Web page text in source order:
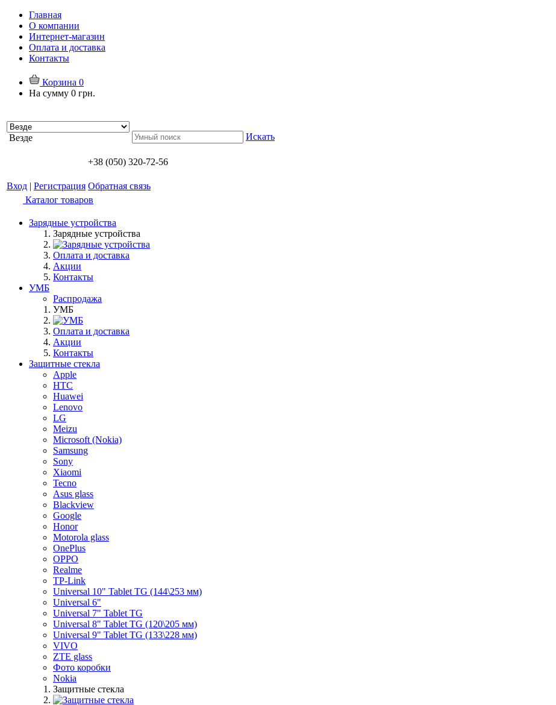
Главная
О компании
Интернет-магазин
Оплата и доставка
Контакты
Корзина 0
На сумму 0 грн.
Везде Искать
+38 (050) 320-72-56
Вход | Регистрация Обратная связь
Каталог товаров
Зарядные устройства
Зарядные устройства
Оплата и доставка
Акции
Контакты
УМБ
Распродажа
УМБ
Оплата и доставка
Акции
Контакты
Защитные стекла
Apple
HTC
Huawei
Lenovo
LG
Meizu
Microsoft (Nokia)
Samsung
Sony
Xiaomi
Tecno
Asus glass
Blackview
Google
Honor
Motorola glass
OnePlus
OPPO
Realme
TP-Link
Universal 10" Tablet TG (144\253 мм)
Universal 6"
Universal 7" Tablet TG
Universal 8" Tablet TG (120\205 мм)
Universal 9" Tablet TG (133\228 мм)
VIVO
ZTE glass
Фото коробки
Nokia
Защитные стекла